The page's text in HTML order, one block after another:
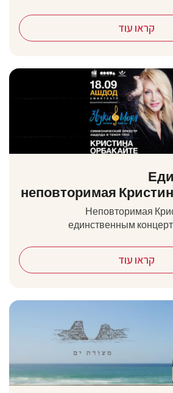
קראו עוד
неповторимая
Неповторимая
единственным
קראו עוד